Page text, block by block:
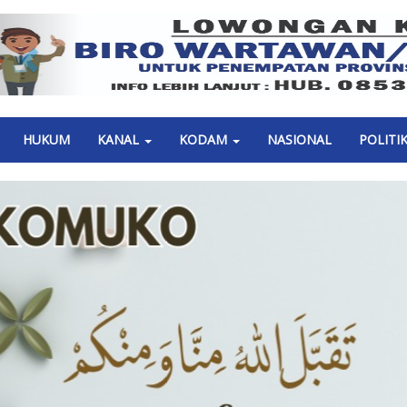
Previous
HUKUM KANAL KODAM NASIONAL POLITIK